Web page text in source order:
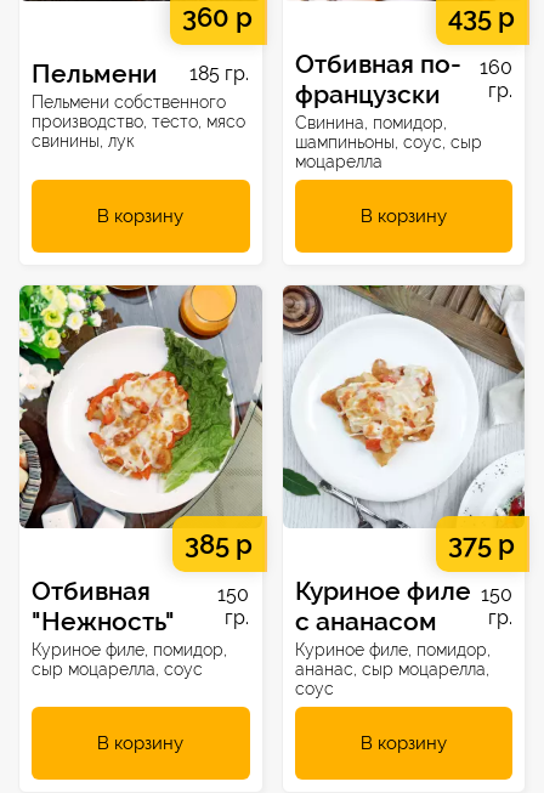
360 р
Пельмени 185 гр.
Пельмени собственного
производство, тесто, мясо
свинины, лук
В корзину
435 р
Отбивная по-
французски
160
гр.
Свинина, помидор,
шампиньоны, соус, сыр
моцарелла
В корзину
385 р
Отбивная
"Нежность"
150
гр.
Куриное филе, помидор,
сыр моцарелла, соус
В корзину
375 р
Куриное филе
с ананасом
150
гр.
Куриное филе, помидор,
ананас, сыр моцарелла,
соус
В корзину